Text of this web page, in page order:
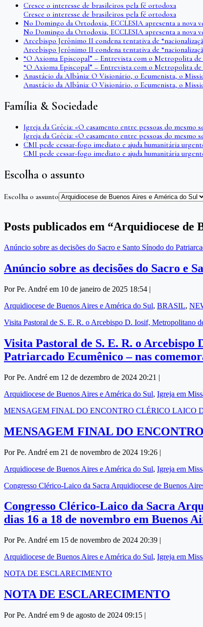
Cresce o interesse de brasileiros pela fé ortodoxa
Cresce o interesse de brasileiros pela fé ortodoxa
No Domingo da Ortodoxia, ECCLESIA apresenta a
No Domingo da Ortodoxia, ECCLESIA apresenta a
Arcebispo Jerônimo II condena tentativa de
Arcebispo Jerônimo II condena tentativa de
“O Axioma Episcopal” – Entrevista com o Metropolita
“O Axioma Episcopal” – Entrevista com o Metropolita
Anastácio da Albânia: O Visionário, o Ecumenista, o
Anastácio da Albânia: O Visionário, o Ecumenista, o
Família & Sociedade
Igreja da Grécia: «O casamento entre pessoas do mesmo
Igreja da Grécia: «O casamento entre pessoas do mesmo
CMI pede cessar-fogo imediato e ajuda humanitária
CMI pede cessar-fogo imediato e ajuda humanitária
Escolha o assunto
Escolha o assunto
Posts publicados em “Arquidiocese de
Anúncio sobre as decisões do Sacro e Santo Sínodo do
Anúncio sobre as decisões do Sacro e
Por Pe. André em 10 de janeiro de 2025 18:54 |
Arquidiocese de Buenos Aires e América do Sul, BRASIL,
Visita Pastoral de S. E. R. o Arcebispo D. Iosif, Metropolitano
Visita Pastoral de S. E. R. o
Patriarcado Ecumênico – nas
Por Pe. André em 12 de dezembro de 2024 20:21 |
Arquidiocese de Buenos Aires e América do Sul, Igreja em
MENSAGEM FINAL DO ENCONTRO CLÉRICO LAICO
MENSAGEM FINAL DO
Por Pe. André em 21 de novembro de 2024 19:26 |
Arquidiocese de Buenos Aires e América do Sul, Igreja em
Congresso Clérico-Laico da Sacra Arquidiocese de Buenos
Congresso Clérico-Laico da Sacra
dias 16 a 18 de novembro em Buenos
Por Pe. André em 15 de novembro de 2024 20:39 |
Arquidiocese de Buenos Aires e América do Sul, Igreja em
NOTA DE ESCLARECIMENTO
NOTA DE ESCLARECIMENTO
Por Pe. André em 9 de agosto de 2024 09:15 |